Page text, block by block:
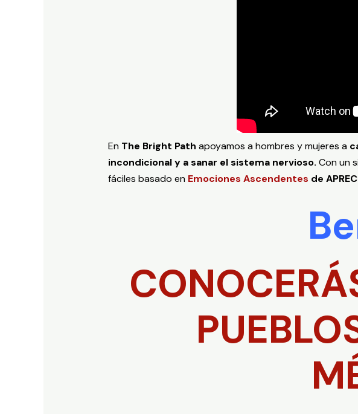
En The Bright Path apoyamos a hombres y mujeres a
incondicional y a sanar el sistema nervioso. Con un
fáciles basado en Emociones Ascendentes de